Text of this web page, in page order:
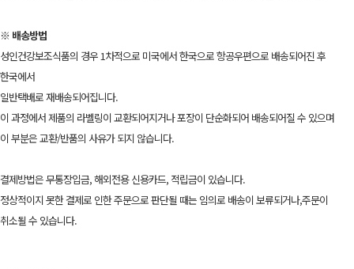
※ 배송방법
성인건강보조식품의 경우 1차적으로 미국에서 한국으로 항공우편으로 배송되어진 후
한국에서
일반택배로 재배송되어집니다.
이 과정에서 제품의 라벨링이 교환되어지거나 포장이 단순화되어 배송되어질 수 있으며
이 부분은 교환/반품의 사유가 되지 않습니다.
결제방법은 무통장입금, 해외전용 신용카드, 적립금이 있습니다.
정상적이지 못한 결제로 인한 주문으로 판단될 때는 임의로 배송이 보류되거나,주문이
취소될 수 있습니다.